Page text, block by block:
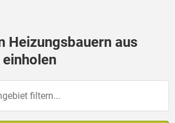
Heizungsbauern aus